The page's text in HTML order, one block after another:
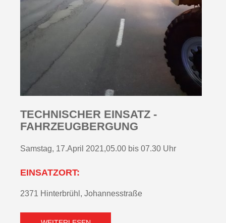
TECHNISCHER EINSATZ -
FAHRZEUGBERGUNG
Samstag, 17.April 2021,05.00 bis 07.30 Uhr
EINSATZORT:
2371 Hinterbrühl, Johannesstraße